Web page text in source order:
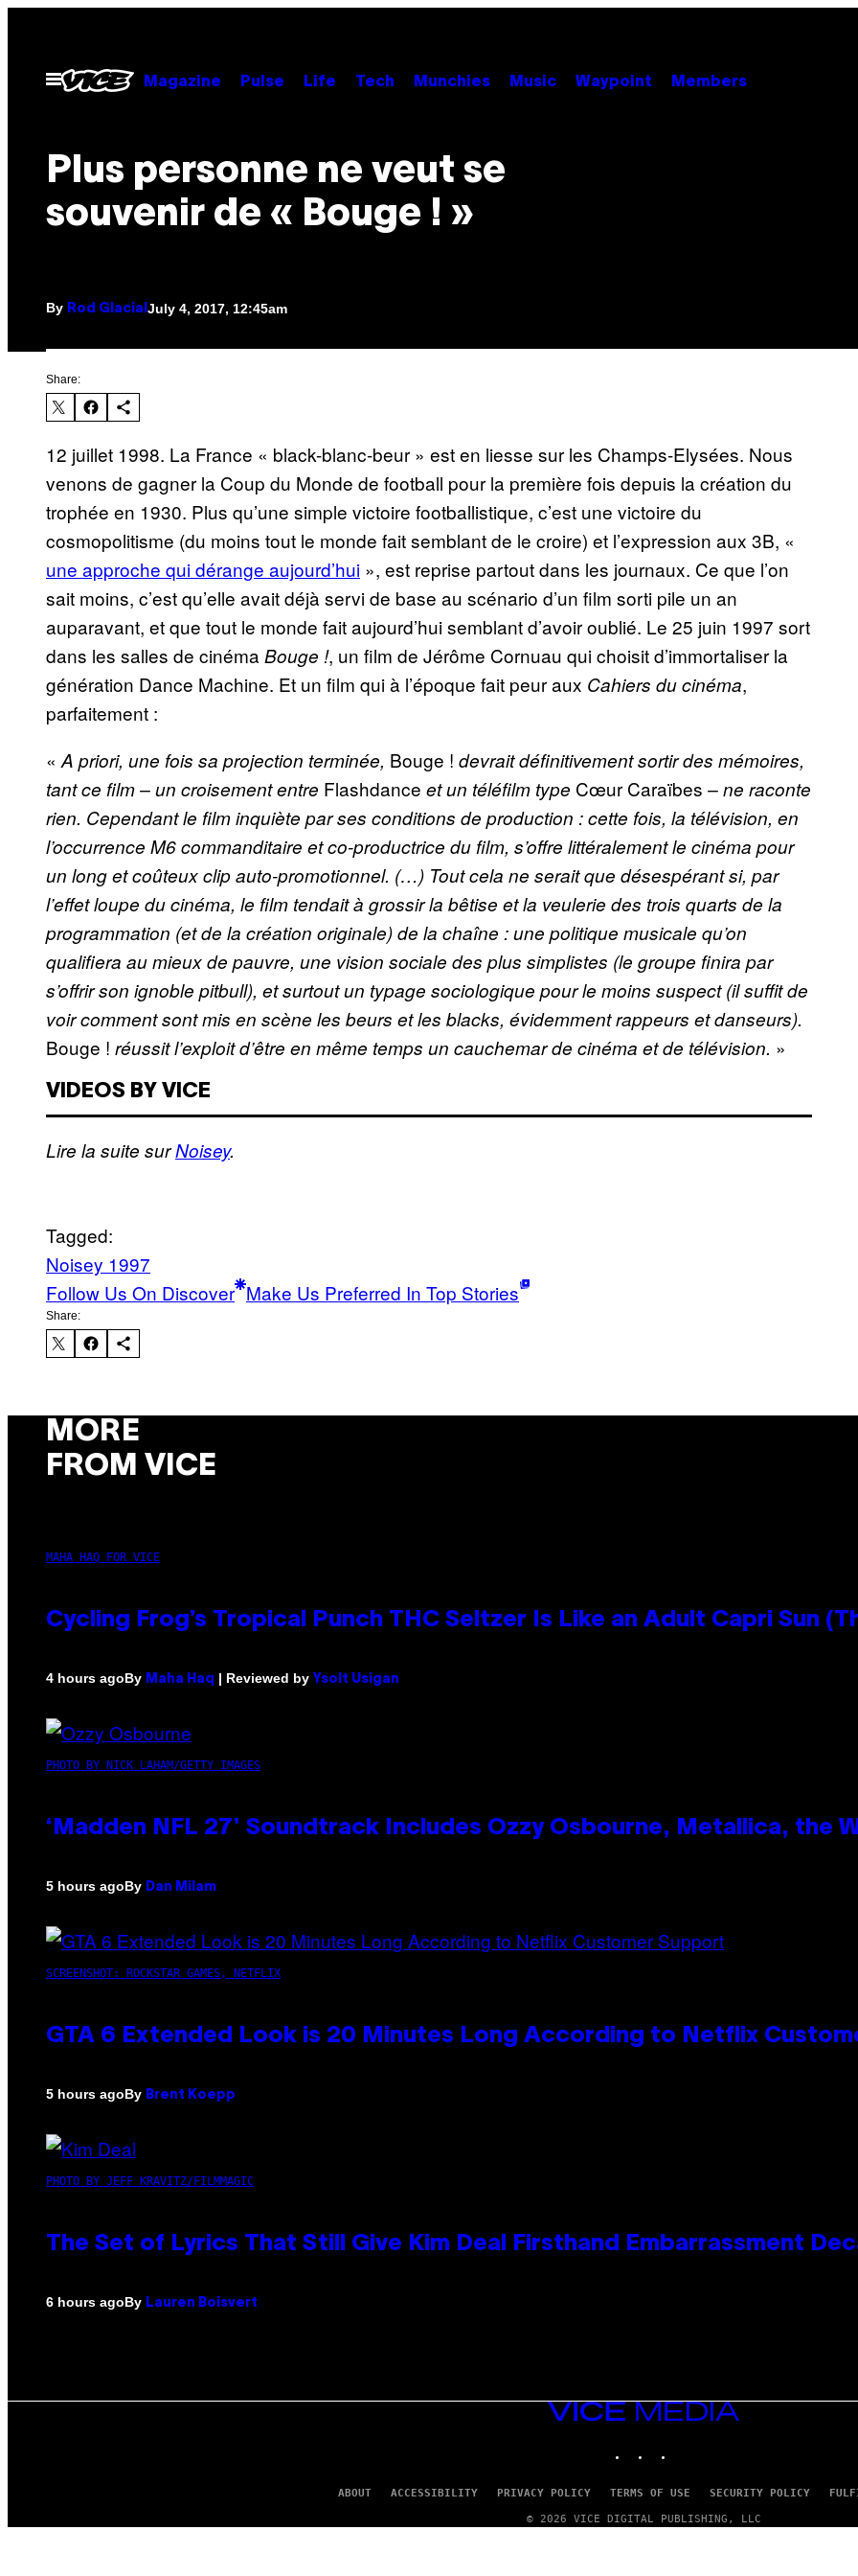
contentOpen
Menu
Magazine Pulse Life Tech Munchies Music Waypoint Members
Plus personne ne veut se
souvenir de « Bouge ! »
By Rod Glacial July 4, 2017, 12:45am
Share:
12 juillet 1998. La France « black-blanc-beur » est en liesse sur les Champs-Elysées. Nous
venons de gagner la Coup du Monde de football pour la première fois depuis la création du
trophée en 1930. Plus qu’une simple victoire footballistique, c’est une victoire du
cosmopolitisme (du moins tout le monde fait semblant de le croire) et l’expression aux 3B, «
une approche qui dérange aujourd’hui », est reprise partout dans les journaux. Ce que l’on
sait moins, c’est qu’elle avait déjà servi de base au scénario d’un film sorti pile un an
auparavant, et que tout le monde fait aujourd’hui semblant d’avoir oublié. Le 25 juin 1997 sort
dans les salles de cinéma Bouge !, un film de Jérôme Cornuau qui choisit d’immortaliser la
génération Dance Machine. Et un film qui à l’époque fait peur aux Cahiers du cinéma,
parfaitement :
« A priori, une fois sa projection terminée, Bouge ! devrait définitivement sortir des mémoires,
tant ce film – un croisement entre Flashdance et un téléfilm type Cœur Caraïbes – ne raconte
rien. Cependant le film inquiète par ses conditions de production : cette fois, la télévision, en
l’occurrence M6 commanditaire et co-productrice du film, s’offre littéralement le cinéma pour
un long et coûteux clip auto-promotionnel. (…) Tout cela ne serait que désespérant si, par
l’effet loupe du cinéma, le film tendait à grossir la bêtise et la veulerie des trois quarts de la
programmation (et de la création originale) de la chaîne : une politique musicale qu’on
qualifiera au mieux de pauvre, une vision sociale des plus simplistes (le groupe finira par
s’offrir son ignoble pitbull), et surtout un typage sociologique pour le moins suspect (il suffit de
voir comment sont mis en scène les beurs et les blacks, évidemment rappeurs et danseurs).
Bouge ! réussit l’exploit d’être en même temps un cauchemar de cinéma et de télévision. »
VIDEOS BY VICE
Lire la suite surNoisey.
Tagged:
Noisey 1997
Follow Us On Discover Make Us Preferred In Top Stories
Share:
MORE
FROM VICE
MAHA HAQ FOR VICE
Cycling Frog’s Tropical Punch THC Seltzer Is Like an Adult Capri Sun
4 hours agoBy Maha Haq | Reviewed by Ysolt Usigan
PHOTO BY NICK LAHAM/GETTY IMAGES
‘Madden NFL 27’ Soundtrack Includes Ozzy Osbourne, Metallica, the
5 hours agoBy Dan Milam
SCREENSHOT: ROCKSTAR GAMES, NETFLIX
GTA 6 Extended Look is 20 Minutes Long According to Netflix
5 hours agoBy Brent Koepp
PHOTO BY JEFF KRAVITZ/FILMMAGIC
The Set of Lyrics That Still Give Kim Deal Firsthand Embarrassment
6 hours agoBy Lauren Boisvert
VICE
MEDIA
ABOUT ACCESSIBILITY PRIVACY POLICY TERMS OF USE SECURITY POLICY
© 2026 VICE DIGITAL PUBLISHING, LLC